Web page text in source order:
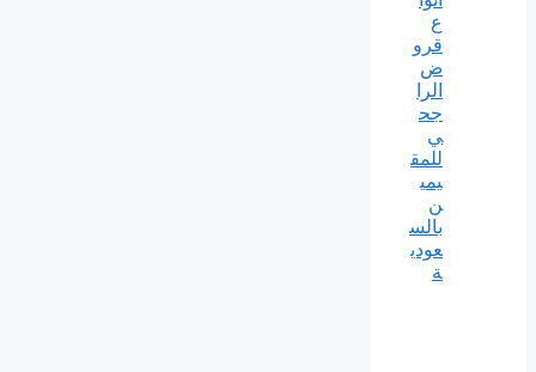
ع
قرو
ض
الرا
جح
ي
للمق
يمي
ن
بالس
عودي
ة